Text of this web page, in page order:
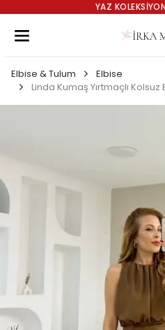
YAZ
Elbise & Tulum
Elbise
Linda Kumaş Yırtmaçlı